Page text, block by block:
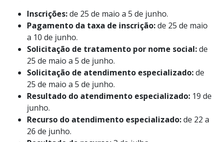
Inscrições:de 25 de maio a 5 de junho.
Pagamento da taxa de inscrição:de 25 de maio
a 10 de junho.
Solicitação de tratamento por nome social:de
25 de maio a 5 de junho.
Solicitação de atendimento especializado:de
25 de maio a 5 de junho.
Resultado do atendimento especializado: 19 de
junho.
Recurso do atendimento especializado:de 22 a
26 de junho.